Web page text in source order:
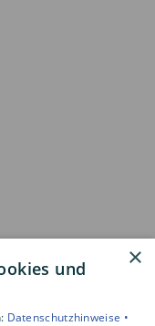
×
und
Datenschutzhinweise •